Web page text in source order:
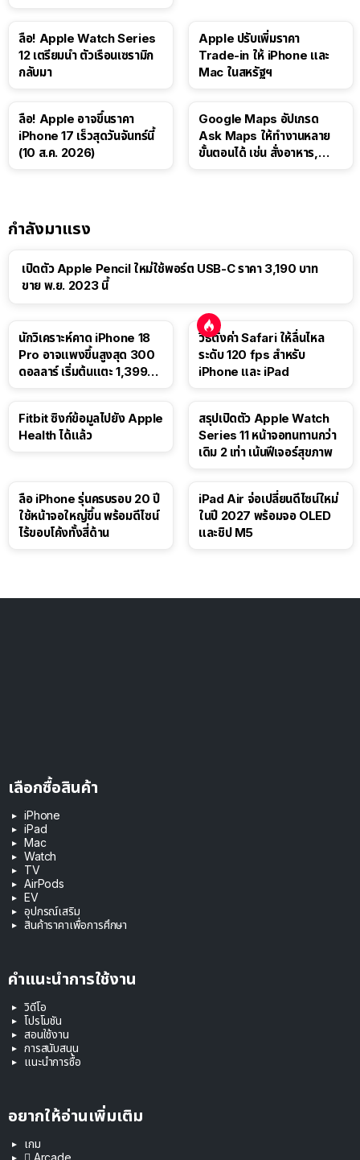
ลือ! Apple Watch Series
12 เตรียมนำ ตัวเรือนเซรามิก
กลับมา
Apple ปรับเพิ่มราคา
Trade-in ให้ iPhone และ
Mac ในสหรัฐฯ
ลือ! Apple อาจขึ้นราคา
iPhone 17 เร็วสุดวันจันทร์นี้
(10 ส.ค. 2026)
Google Maps อัปเกรด
Ask Maps ให้ทำงานหลาย
ขั้นตอนได้ เช่น สั่งอาหาร,
กำลังมาแรง
เปิดตัว Apple Pencil ใหม่ใช้พอร์ต USB-C ราคา 3,190 บาท
ขาย พ.ย. 2023 นี้
นักวิเคราะห์คาด iPhone 18
Pro อาจแพงขึ้นสูงสุด 300
ดอลลาร์ เริ่มต้นแตะ 1,399
วิธีตั้งค่า Safari ให้ลื่นไหล
ระดับ 120 fps สำหรับ
iPhone และ iPad
Fitbit ซิงก์ข้อมูลไปยัง Apple
Health ได้แล้ว
สรุปเปิดตัว Apple Watch
Series 11 หน้าจอทนทานกว่า
เดิม 2 เท่า เน้นฟีเจอร์สุขภาพ
ลือ iPhone รุ่นครบรอบ 20 ปี
ใช้หน้าจอใหญ่ขึ้น พร้อมดีไซน์
ไร้ขอบโค้งทั้งสี่ด้าน
iPad Air จ่อเปลี่ยนดีไซน์ใหม่
ในปี 2027 พร้อมจอ OLED
และชิป M5
เลือกซื้อสินค้า
iPhone
iPad
Mac
Watch
TV
AirPods
EV
อุปกรณ์เสริม
สินค้าราคาเพื่อการศึกษา
คำแนะนำการใช้งาน
วิดีโอ
โปรโมชัน
สอนใช้งาน
การสนับสนุน
แนะนำการซื้อ
อยากให้อ่านเพิ่มเติม
เกม
 Arcade